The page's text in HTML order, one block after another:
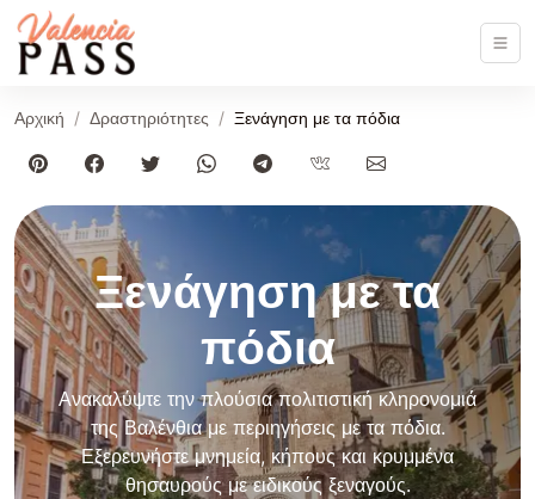
Αρχική Δραστηριότητες Ξενάγηση με τα πόδια
Ξενάγηση με τα
πόδια
Ανακαλύψτε την πλούσια πολιτιστική κληρονομιά
της Βαλένθια με περιηγήσεις με τα πόδια.
Εξερευνήστε μνημεία, κήπους και κρυμμένα
θησαυρούς με ειδικούς ξεναγούς.